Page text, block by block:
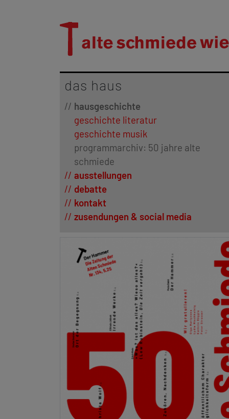
das haus
hausgeschichte
geschichte literatur
geschichte musik
programmarchiv: 50 jahre alte
schmiede
ausstellungen
debatte
kontakt
zusendungen & social media